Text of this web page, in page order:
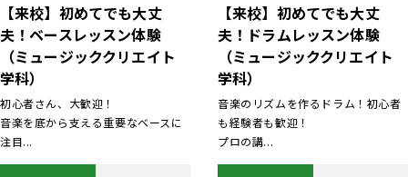
【来校】初めてでも大丈
夫！ベースレッスン体験
（ミュージッククリエイト
学科）
初心者さん、大歓迎！
音楽を底から支える重要なベースに
注目...
【来校】初めてでも大丈
夫！ドラムレッスン体験
（ミュージッククリエイト
学科）
音楽のリズムを作るドラム！初心者
も経験者も歓迎！
プロの講...